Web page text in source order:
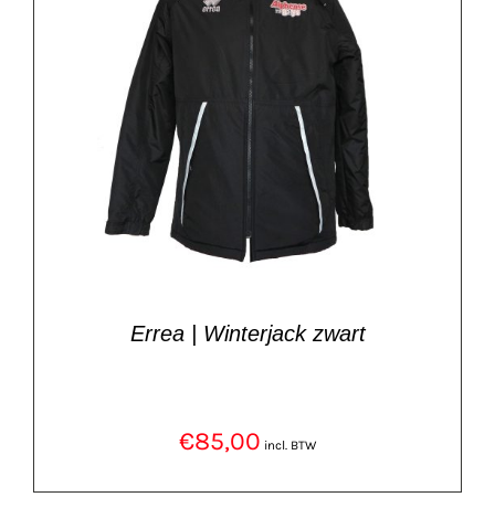
Errea | Winterjack zwart
€85,00 incl. BTW